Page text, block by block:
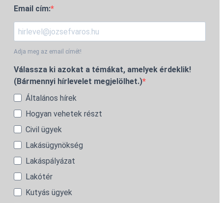
Email cím:
Adja meg az email címét!
Válassza ki azokat a témákat, amelyek érdeklik!
(Bármennyi hírlevelet megjelölhet.)
Általános hírek
Hogyan vehetek részt
Civil ügyek
Lakásügynökség
Lakáspályázat
Lakótér
Kutyás ügyek